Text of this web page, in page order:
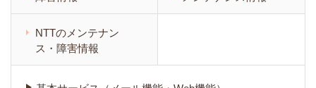
NTTのメンテナン
ス・障害情報